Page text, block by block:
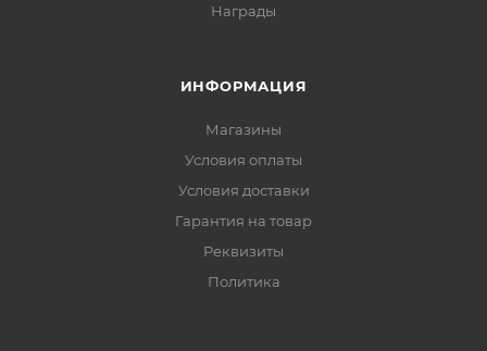
Награды
ИНФОРМАЦИЯ
Магазины
Условия оплаты
Условия доставки
Гарантия на товар
Реквизиты
Политика